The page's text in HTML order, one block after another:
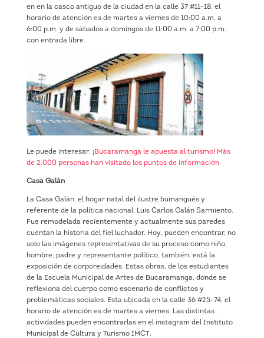
en en la casco antiguo de la ciudad en la calle 37 #11-18, el
horario de atención es de martes a viernes de 10:00 a.m. a
6:00 p.m. y de sábados a domingos de 11:00 a.m. a 7:00 p.m.
con entrada libre.
Le puede interesar: ¡Bucaramanga le apuesta al turismo! Más
de 2.000 personas han visitado los puntos de información
Casa Galán
La Casa Galán, el hogar natal del ilustre bumangués y
referente de la política nacional, Luis Carlos Galán Sarmiento.
Fue remodelada recientemente y actualmente sus paredes
cuentan la historia del fiel luchador. Hoy, pueden encontrar, no
solo las imágenes representativas de su proceso como niño,
hombre, padre y representante político, también, está la
exposición de corporeidades. Estas obras, de los estudiantes
de la Escuela Municipal de Artes de Bucaramanga, donde se
reflexiona del cuerpo como escenario de conflictos y
problemáticas sociales. Esta ubicada en la calle 36 #25-74, el
horario de atención es de martes a viernes. Las distintas
actividades pueden encontrarlas en el instagram del Instituto
Municipal de Cultura y Turismo IMCT.